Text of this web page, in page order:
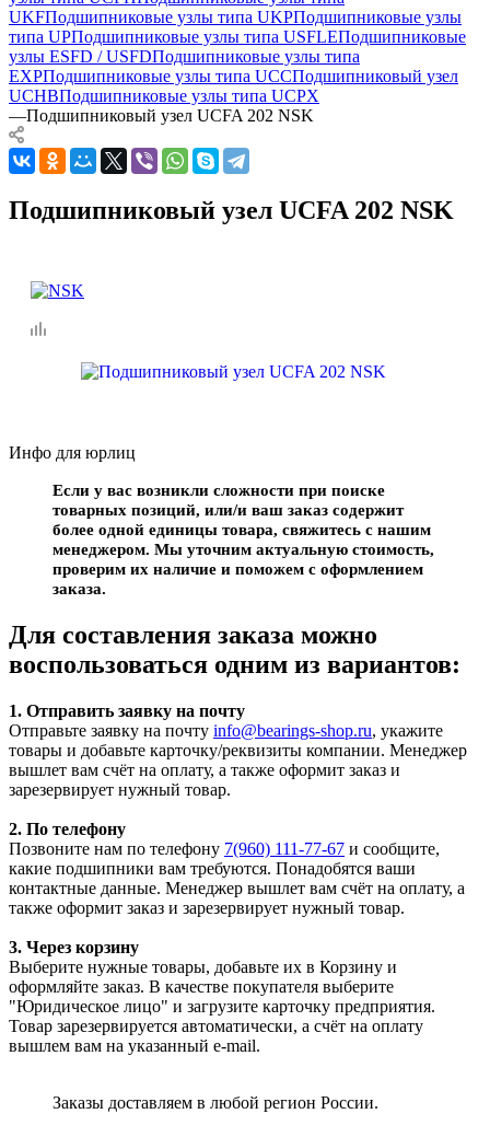
UKFПодшипниковые узлы типа UKPПодшипниковые узлы
типа UPПодшипниковые узлы типа USFLEПодшипниковые
узлы ESFD / USFDПодшипниковые узлы типа
EXPПодшипниковые узлы типа UCCПодшипниковый узел
UCHBПодшипниковые узлы типа UCPX
—Подшипниковый узел UCFA 202 NSK
Подшипниковый узел UCFA 202 NSK
Инфо для юрлиц
Если у вас возникли сложности при поиске
товарных позиций, или/и ваш заказ содержит
более одной единицы товара, свяжитесь с нашим
менеджером. Мы уточним актуальную стоимость,
проверим их наличие и поможем с оформлением
заказа.
Для составления заказа можно
воспользоваться одним из вариантов:
1. Отправить заявку на почту
Отправьте заявку на почту info@bearings-shop.ru, укажите
товары и добавьте карточку/реквизиты компании. Менеджер
вышлет вам счёт на оплату, а также оформит заказ и
зарезервирует нужный товар.
2. По телефону
Позвоните нам по телефону 7(960) 111-77-67 и сообщите,
какие подшипники вам требуются. Понадобятся ваши
контактные данные. Менеджер вышлет вам счёт на оплату, а
также оформит заказ и зарезервирует нужный товар.
3. Через корзину
Выберите нужные товары, добавьте их в Корзину и
оформляйте заказ. В качестве покупателя выберите
"Юридическое лицо" и загрузите карточку предприятия.
Товар зарезервируется автоматически, а счёт на оплату
вышлем вам на указанный e-mail.
Заказы доставляем в любой регион России.